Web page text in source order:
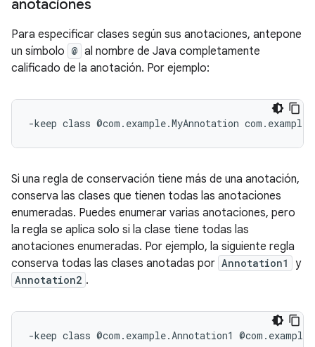
anotaciones
Para especificar clases según sus anotaciones, antepone
un símbolo @ al nombre de Java completamente
calificado de la anotación. Por ejemplo:
Si una regla de conservación tiene más de una anotación,
conserva las clases que tienen todas las anotaciones
enumeradas. Puedes enumerar varias anotaciones, pero
la regla se aplica solo si la clase tiene todas las
anotaciones enumeradas. Por ejemplo, la siguiente regla
conserva todas las clases anotadas por Annotation1 y
Annotation2 .